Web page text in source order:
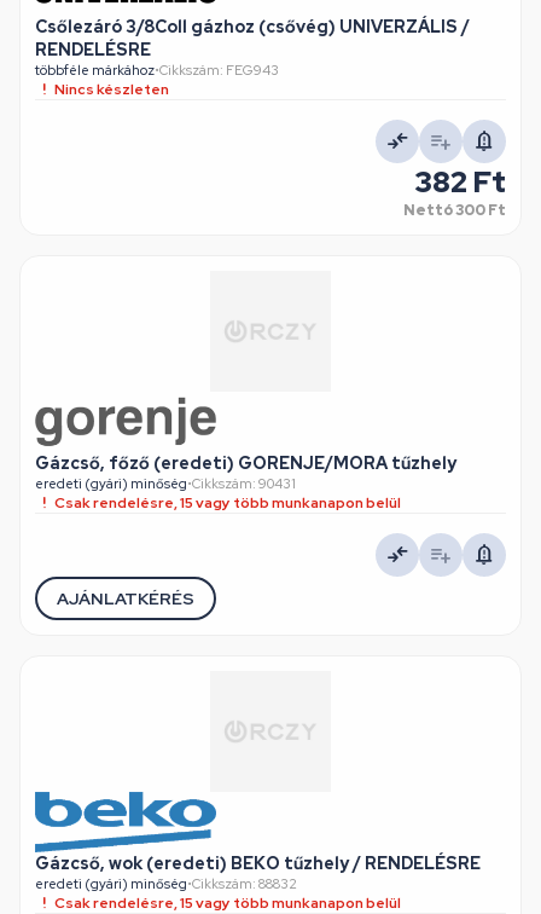
Csőlezáró 3/8Coll gázhoz (csővég) UNIVERZÁLIS /
RENDELÉSRE
többféle márkához•Cikkszám: FEG943
Nincs készleten
382 Ft
Nettó300 Ft
Gázcső, főző (eredeti) GORENJE/MORA tűzhely
eredeti (gyári) minőség•Cikkszám: 90431
Csak rendelésre, 15 vagy több munkanapon belül
AJÁNLATKÉRÉS
Gázcső, wok (eredeti) BEKO tűzhely / RENDELÉSRE
eredeti (gyári) minőség•Cikkszám: 88832
Csak rendelésre, 15 vagy több munkanapon belül